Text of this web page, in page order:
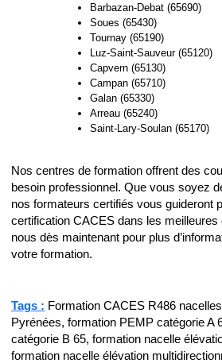
Barbazan-Debat (65690)
Soues (65430)
Tournay (65190)
Luz-Saint-Sauveur (65120)
Capvern (65130)
Campan (65710)
Galan (65330)
Arreau (65240)
Saint-Lary-Soulan (65170)
Nos centres de formation offrent des
besoin professionnel. Que vous soyez
nos formateurs certifiés vous guideront
certification CACES dans les
nous dès maintenant pour plus
votre formation.
Tags : Formation CACES R486
Pyrénées, formation PEMP catégorie A
catégorie B 65, formation nacelle
formation nacelle élévation